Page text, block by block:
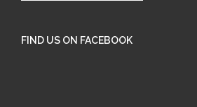
FIND US ON FACEBOOK